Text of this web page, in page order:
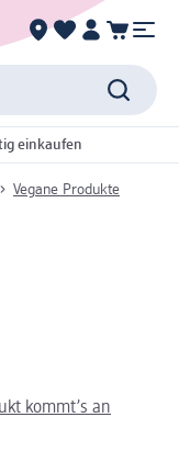
einkaufen
Vegane Produkte
kommt’s an